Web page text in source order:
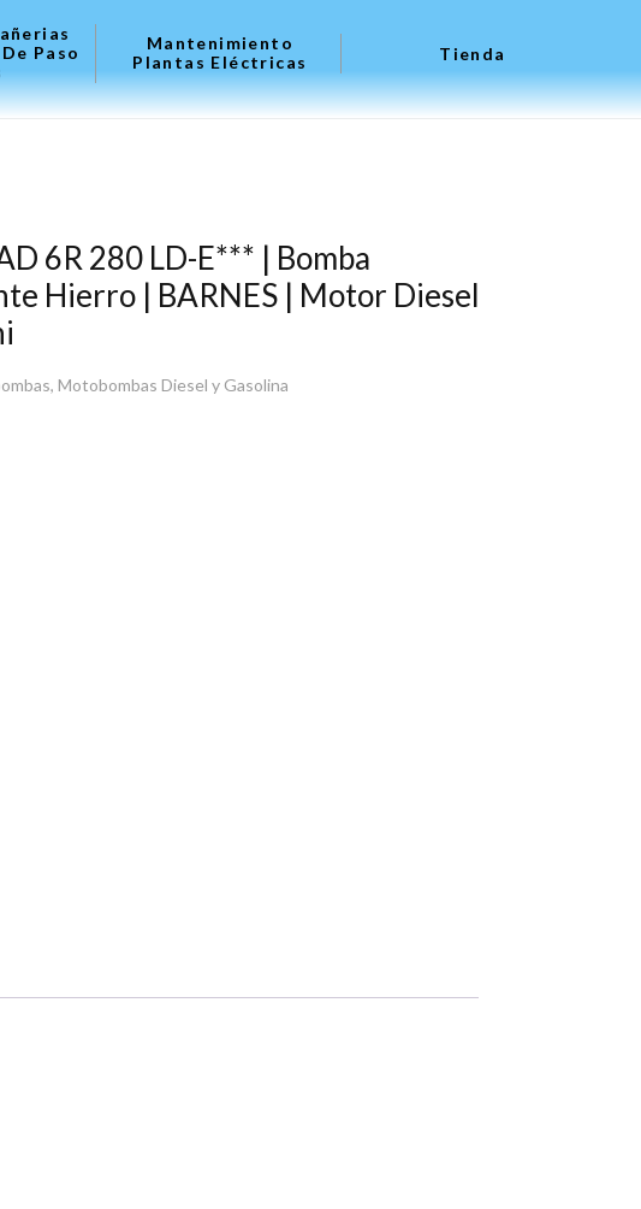
Paso
Mantenimiento
Plantas Eléctricas
Tienda
6R 280 LD-E*** | Bomba
Hierro | BARNES | Motor Diesel
, Motobombas Diesel y Gasolina